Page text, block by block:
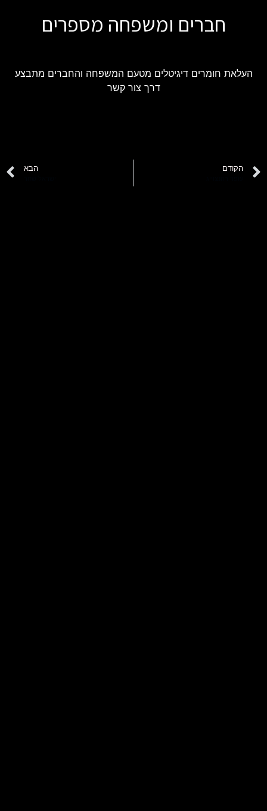
חברים ומשפחה מספרים
העלאת חומרים דיגיטלים מטעם המשפחה והחברים מתבצע
דרך צור קשר
הקודם הבא